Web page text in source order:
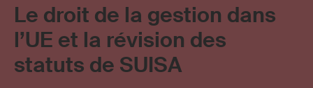
Le droit de la gestion dans
l’UE et la révision des
statuts de SUISA